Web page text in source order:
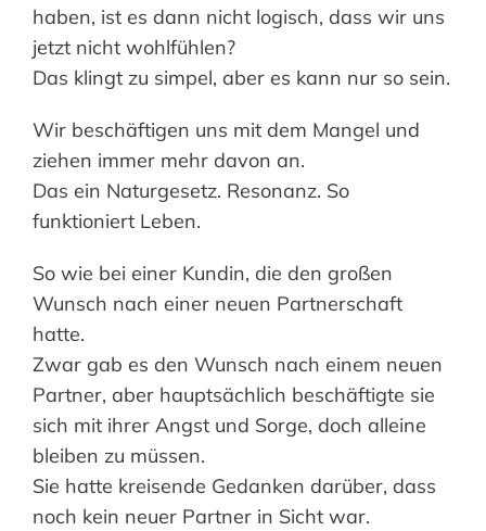
haben, ist es dann nicht logisch, dass wir uns
jetzt nicht wohlfühlen?
Das klingt zu simpel, aber es kann nur so sein.
Wir beschäftigen uns mit dem Mangel und
ziehen immer mehr davon an.
Das ein Naturgesetz. Resonanz. So
funktioniert Leben.
So wie bei einer Kundin, die den großen
Wunsch nach einer neuen Partnerschaft
hatte.
Zwar gab es den Wunsch nach einem neuen
Partner, aber hauptsächlich beschäftigte sie
sich mit ihrer Angst und Sorge, doch alleine
bleiben zu müssen.
Sie hatte kreisende Gedanken darüber, dass
noch kein neuer Partner in Sicht war.